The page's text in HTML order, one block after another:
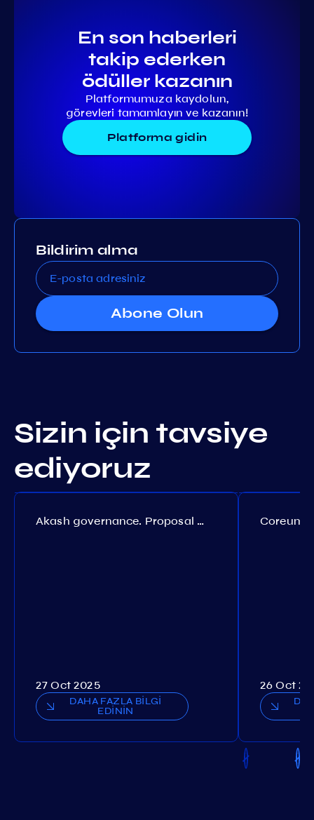
En son haberleri
takip ederken
ödüller kazanın
Platformumuza kaydolun,
görevleri tamamlayın ve kazanın!
Platforma gidin
Bildirim alma
Abone Olun
Sizin için tavsiye
ediyoruz
Akash governance. Proposal №308
27 Oct 2025
DAHA FAZLA BİLGİ
EDİNİN
26 Oct